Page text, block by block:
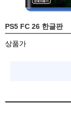
PS5 FC 26 한글판
상품가